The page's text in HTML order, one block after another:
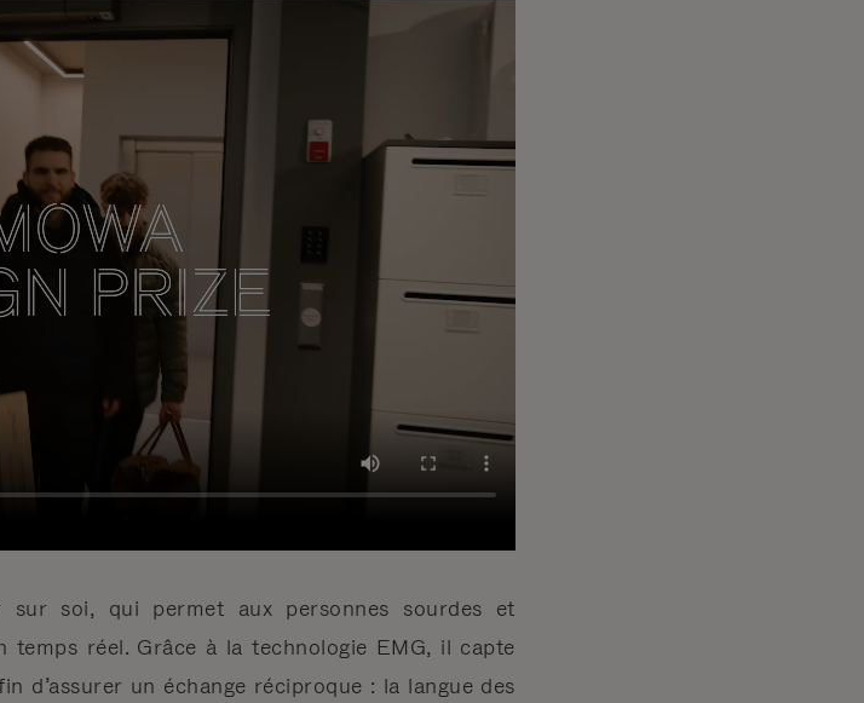
soi, qui permet aux personnes sourdes et
temps réel. Grâce à la technologie EMG, il capte
d’assurer un échange réciproque : la langue des